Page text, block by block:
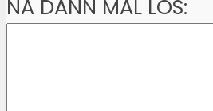
NA DANN MAL LOS: